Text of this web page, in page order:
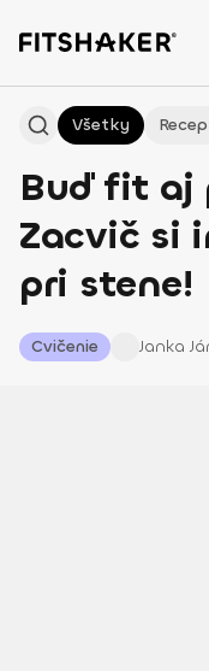
Všetky
Buď fit aj
Zacvič si
pri stene!
Cvičenie Janka